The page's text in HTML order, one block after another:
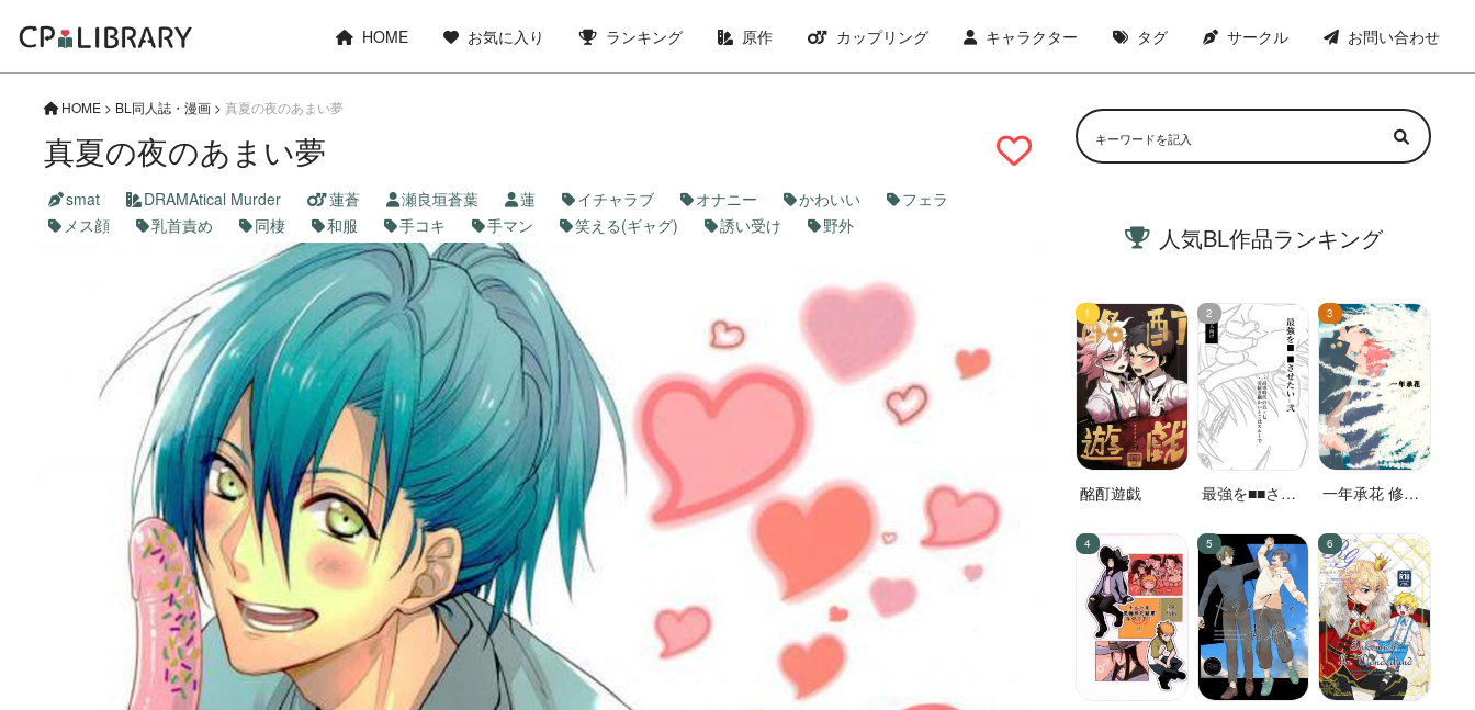
HOME お気に入り ランキング 原作 カップリング キャラクター タグ サークル お問い合わせ
HOME > BL同人誌・漫画 > 真夏の夜のあまい夢
真夏の夜のあまい夢
smat DRAMAtical Murder 蓮蒼 瀬良垣蒼葉 蓮 イチャラブ オナニー かわいい
フェラ
メス顔
乳首責め 同棲 和服 手コキ 手マン 笑える(ギャグ) 誘い受け 野外 人気BL作品ランキング
酩酊遊戯
最強を■■させ
一年承花 修学
イド